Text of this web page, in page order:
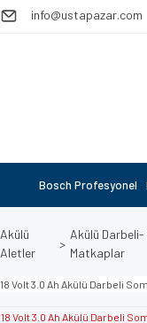
info@ustapazar.com
Bosch Profesyonel
Akülü
Aletler
Akülü
Matkaplar